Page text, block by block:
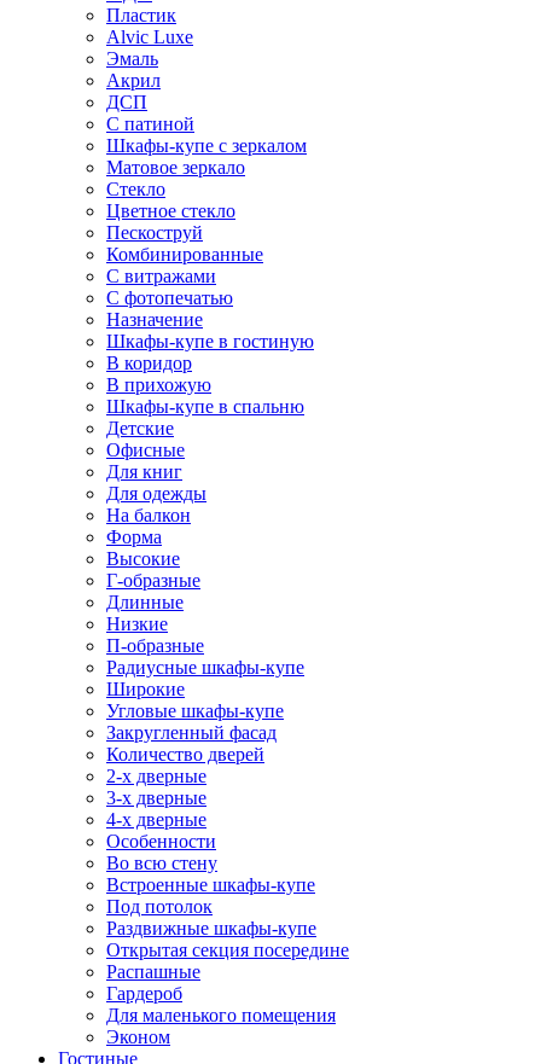
Пластик
Alvic Luxe
Эмаль
Акрил
ДСП
С патиной
Шкафы-купе с зеркалом
Матовое зеркало
Стекло
Цветное стекло
Пескоструй
Комбинированные
С витражами
С фотопечатью
Назначение
Шкафы-купе в гостиную
В коридор
В прихожую
Шкафы-купе в спальню
Детские
Офисные
Для книг
Для одежды
На балкон
Форма
Высокие
Г-образные
Длинные
Низкие
П-образные
Радиусные шкафы-купе
Широкие
Угловые шкафы-купе
Закругленный фасад
Количество дверей
2-х дверные
3-х дверные
4-х дверные
Особенности
Во всю стену
Встроенные шкафы-купе
Под потолок
Раздвижные шкафы-купе
Открытая секция посередине
Распашные
Гардероб
Для маленького помещения
Эконом
Гостиные